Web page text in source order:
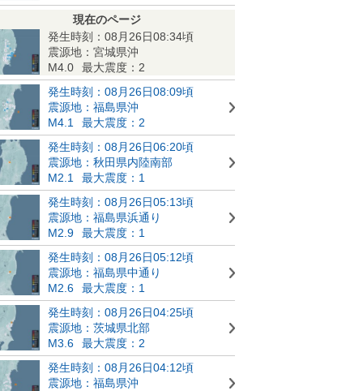
現在のページ
発生時刻：08月26日08:34頃
震源地：宮城県沖
M4.0
最大震度：2
発生時刻：08月26日08:09頃
震源地：福島県沖
M4.1
最大震度：2
発生時刻：08月26日06:20頃
震源地：秋田県内陸南部
M2.1
最大震度：1
発生時刻：08月26日05:13頃
震源地：福島県浜通り
M2.9
最大震度：1
発生時刻：08月26日05:12頃
震源地：福島県中通り
M2.6
最大震度：1
発生時刻：08月26日04:25頃
震源地：茨城県北部
M3.6
最大震度：2
発生時刻：08月26日04:12頃
震源地：福島県沖